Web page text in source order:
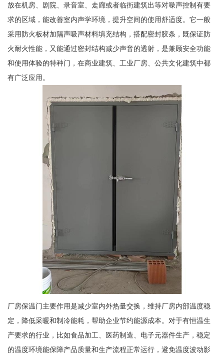
放在机房、剧院、录音室、走廊或者临街建筑出等对噪声控制有要
求的区域，能改善室内声学环境，提升空间的使用舒适度。它一般
采用防火板材加隔声吸声材料填充结构，搭配密封胶条，既保证防
火耐火性能，又能通过密封结构减少声音的透射，是兼顾安全功能
和使用体验的特种门，在商业建筑、工业厂房、公共文化建筑中都
有广泛应用。
厂房保温门主要作用是减少室内外热量交换，维持厂房内部温度稳
定，降低采暖和制冷能耗，帮助企业节约能源成本。对于有恒温生
产要求的行业，比如食品加工、医药制造、电子元器件生产，稳定
的温度环境能保障产品质量和生产流程正常运行，避免温度波动影